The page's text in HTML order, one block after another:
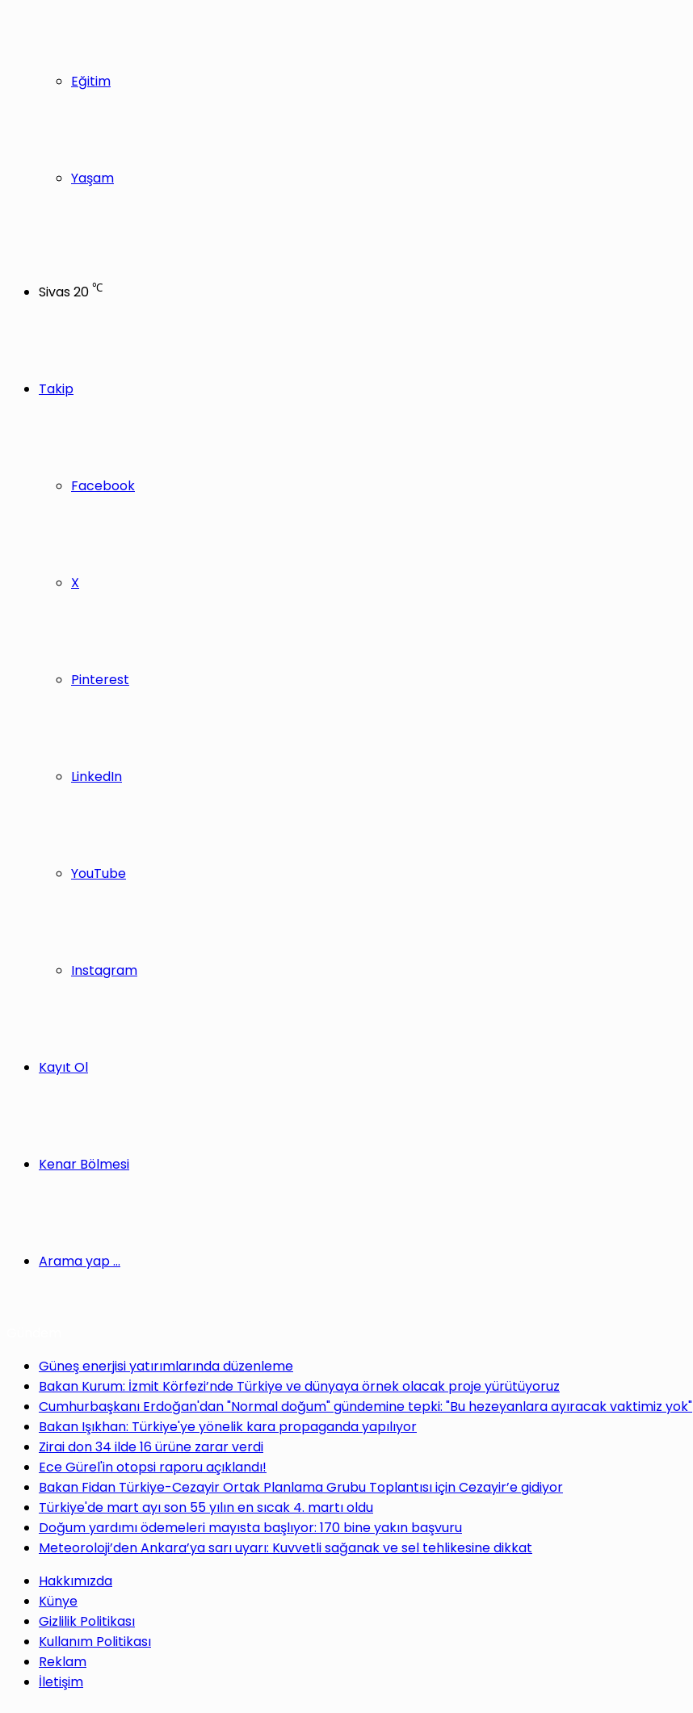
Eğitim
Yaşam
Sivas20 ℃
Takip
Facebook
X
Pinterest
LinkedIn
YouTube
Instagram
Kayıt Ol
Kenar Bölmesi
Arama yap ...
Güneş enerjisi yatırımlarında düzenleme
Bakan Kurum: İzmit Körfezi’nde Türkiye ve dünyaya örnek olacak proje yürütüyoruz
Cumhurbaşkanı Erdoğan'dan "Normal doğum" gündemine tepki: "Bu hezeyanlara ayıracak vaktimiz yok"
Bakan Işıkhan: Türkiye'ye yönelik kara propaganda yapılıyor
Zirai don 34 ilde 16 ürüne zarar verdi
Ece Gürel'in otopsi raporu açıklandı!
Bakan Fidan Türkiye-Cezayir Ortak Planlama Grubu Toplantısı için Cezayir’e gidiyor
Türkiye'de mart ayı son 55 yılın en sıcak 4. martı oldu
Doğum yardımı ödemeleri mayısta başlıyor: 170 bine yakın başvuru
Meteoroloji’den Ankara’ya sarı uyarı: Kuvvetli sağanak ve sel tehlikesine dikkat
Hakkımızda
Künye
Gizlilik Politikası
Kullanım Politikası
Reklam
İletişim